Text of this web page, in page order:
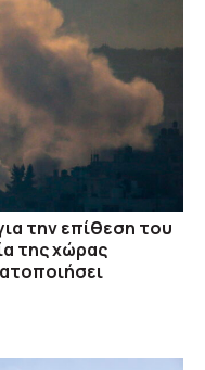
την επίθεση του
της χώρας